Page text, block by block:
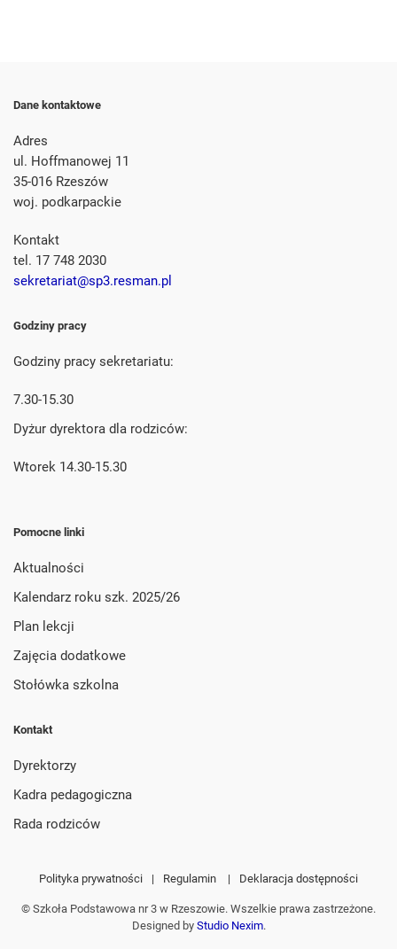
Dane kontaktowe
Adres
ul. Hoffmanowej 11
35-016 Rzeszów
woj. podkarpackie
Kontakt
tel. 17 748 2030
sekretariat@sp3.resman.pl
Godziny pracy
Godziny pracy sekretariatu:
7.30-15.30
Dyżur dyrektora dla rodziców:
Wtorek 14.30-15.30
Pomocne linki
Aktualności
Kalendarz roku szk. 2025/26
Plan lekcji
Zajęcia dodatkowe
Stołówka szkolna
Kontakt
Dyrektorzy
Kadra pedagogiczna
Rada rodziców
Polityka prywatności | Regulamin | Deklaracja dostępności
© Szkoła Podstawowa nr 3 w Rzeszowie. Wszelkie prawa zastrzeżone.
Designed by Studio Nexim.